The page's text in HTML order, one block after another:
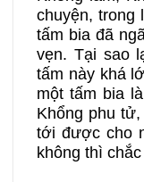
chuyện, trong
tấm bia đã
vẹn. Tại sao
tấm này khá
một tấm bia
Khổng phu
tới được cho
không thì